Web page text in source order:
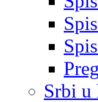
Srbi u